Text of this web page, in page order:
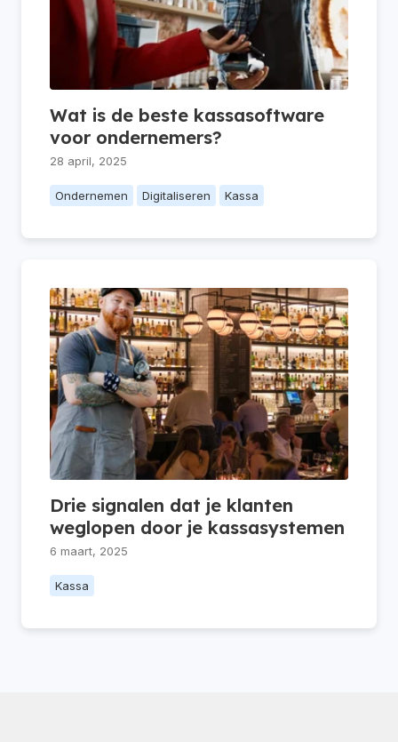
Wat is de beste kassasoftware
voor ondernemers?
28 april, 2025
Ondernemen Digitaliseren Kassa
Drie signalen dat je klanten
weglopen door je kassasystemen
6 maart, 2025
Kassa